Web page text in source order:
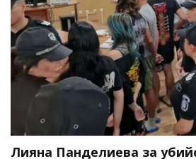
Лияна Панделиева за